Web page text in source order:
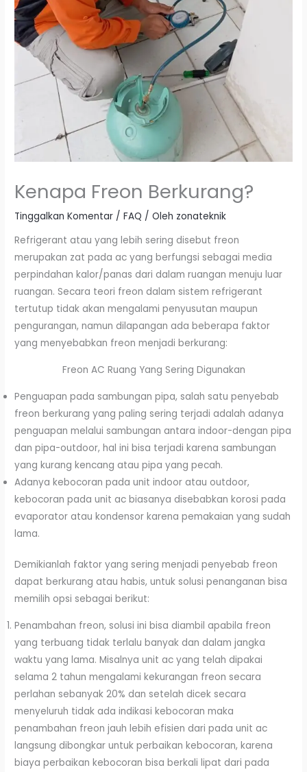
Kenapa Freon Berkurang?
Tinggalkan Komentar /FAQ / Oleh zonateknik
Refrigerant atau yang lebih sering disebut freon
merupakan zat pada ac yang berfungsi sebagai media
perpindahan kalor/panas dari dalam ruangan menuju luar
ruangan. Secara teori freon dalam sistem refrigerant
tertutup tidak akan mengalami penyusutan maupun
pengurangan, namun dilapangan ada beberapa faktor
yang menyebabkan freon menjadi berkurang:
Freon AC Ruang Yang Sering Digunakan
Penguapan pada sambungan pipa, salah satu penyebab
freon berkurang yang paling sering terjadi adalah adanya
penguapan melalui sambungan antara indoor-dengan pipa
dan pipa-outdoor, hal ini bisa terjadi karena sambungan
yang kurang kencang atau pipa yang pecah.
Adanya kebocoran pada unit indoor atau outdoor,
kebocoran pada unit ac biasanya disebabkan korosi pada
evaporator atau kondensor karena pemakaian yang sudah
lama.
Demikianlah faktor yang sering menjadi penyebab freon
dapat berkurang atau habis, untuk solusi penanganan bisa
memilih opsi sebagai berikut:
Penambahan freon, solusi ini bisa diambil apabila freon
yang terbuang tidak terlalu banyak dan dalam jangka
waktu yang lama. Misalnya unit ac yang telah dipakai
selama 2 tahun mengalami kekurangan freon secara
perlahan sebanyak 20% dan setelah dicek secara
menyeluruh tidak ada indikasi kebocoran maka
penambahan freon jauh lebih efisien dari pada unit ac
langsung dibongkar untuk perbaikan kebocoran, karena
biaya perbaikan kebocoran bisa berkali lipat dari pada